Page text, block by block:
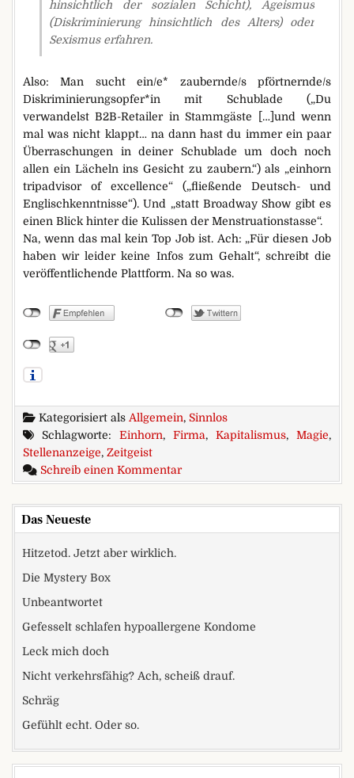
hinsichtlich der sozialen Schicht), Ageismus
(Diskriminierung hinsichtlich des Alters) oder
Sexismus erfahren.
Also: Man sucht ein/e* zaubernde/s pförtnernde/s
Diskriminierungsopfer*in mit Schublade („Du
verwandelst B2B-Retailer in Stammgäste […]und wenn
mal was nicht klappt… na dann hast du immer ein paar
Überraschungen in deiner Schublade um doch noch
allen ein Lächeln ins Gesicht zu zaubern.“) als „einhorn
tripadvisor of excellence“ („fließende Deutsch- und
Englischkenntnisse“). Und „statt Broadway Show gibt es
einen Blick hinter die Kulissen der Menstruationstasse“.
Na, wenn das mal kein Top Job ist. Ach: „Für diesen Job
haben wir leider keine Infos zum Gehalt“, schreibt die
veröffentlichende Plattform. Na so was.
Kategorisiert als Allgemein, Sinnlos
Schlagworte: Einhorn, Firma, Kapitalismus, Magie,
Stellenanzeige, Zeitgeist
Schreib einen Kommentarzu Kondomconcierge, anyone?
Das Neueste
Hitzetod. Jetzt aber wirklich.
Die Mystery Box
Unbeantwortet
Gefesselt schlafen hypoallergene Kondome
Leck mich doch
Nicht verkehrsfähig? Ach, scheiß drauf.
Schräg
Gefühlt echt. Oder so.